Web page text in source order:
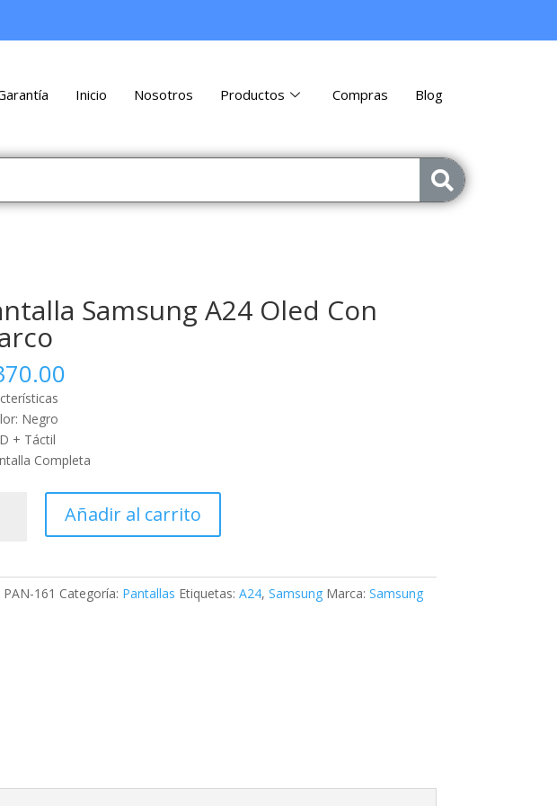
Inicio Nosotros Productos Compras Blog
Samsung A24 Oled Con
Negro
+ Táctil
Completa
Añadir al carrito
PAN-161 Categoría: Pantallas Etiquetas: A24, Samsung Marca: Samsung